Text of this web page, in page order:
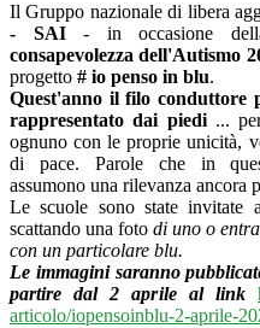
Il Gruppo nazionale di libera
- SAI- in occasione
consapevolezza dell'Autismo
progetto # io penso in blu.
Quest'anno il filo conduttore
rappresentato dai piedi... per
ognuno con le proprie unicità,
di pace. Parole che in
assumono una rilevanza ancora
Le scuole sono state invitate
scattando una foto di uno o
con un particolare blu.
Le immagini saranno
partire dal 2 aprile al link
articolo/iopensoinblu-2-aprile-